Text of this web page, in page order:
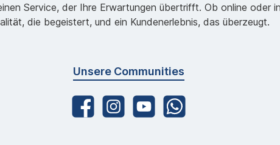
Service, der Ihre Erwartungen übertrifft. Ob online oder
die begeistert, und ein Kundenerlebnis, das überzeugt.
Unsere Communities